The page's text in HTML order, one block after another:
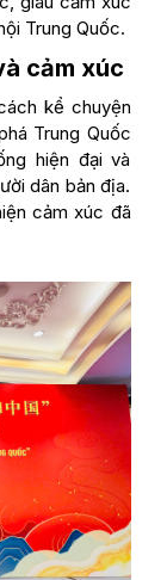
Trung Quốc.
cảm xúc
kể chuyện
Trung Quốc
hiện đại và
dân bản địa.
cảm xúc đã